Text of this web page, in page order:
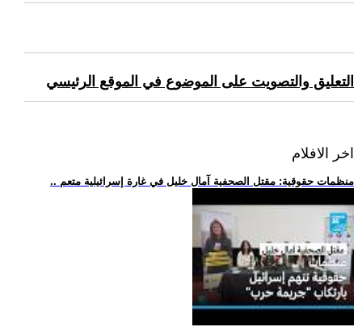
التعليق والتصويت على الموضوع في الموقع الرئيسي
اخر الافلام
.. منظمات حقوقية: مقتل الصحفية آمال خليل في غارة إسرائيلية متعم